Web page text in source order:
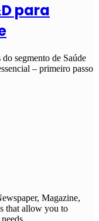
para
segmento de Saúde
– primeiro passo
Magazine,
that allow you to